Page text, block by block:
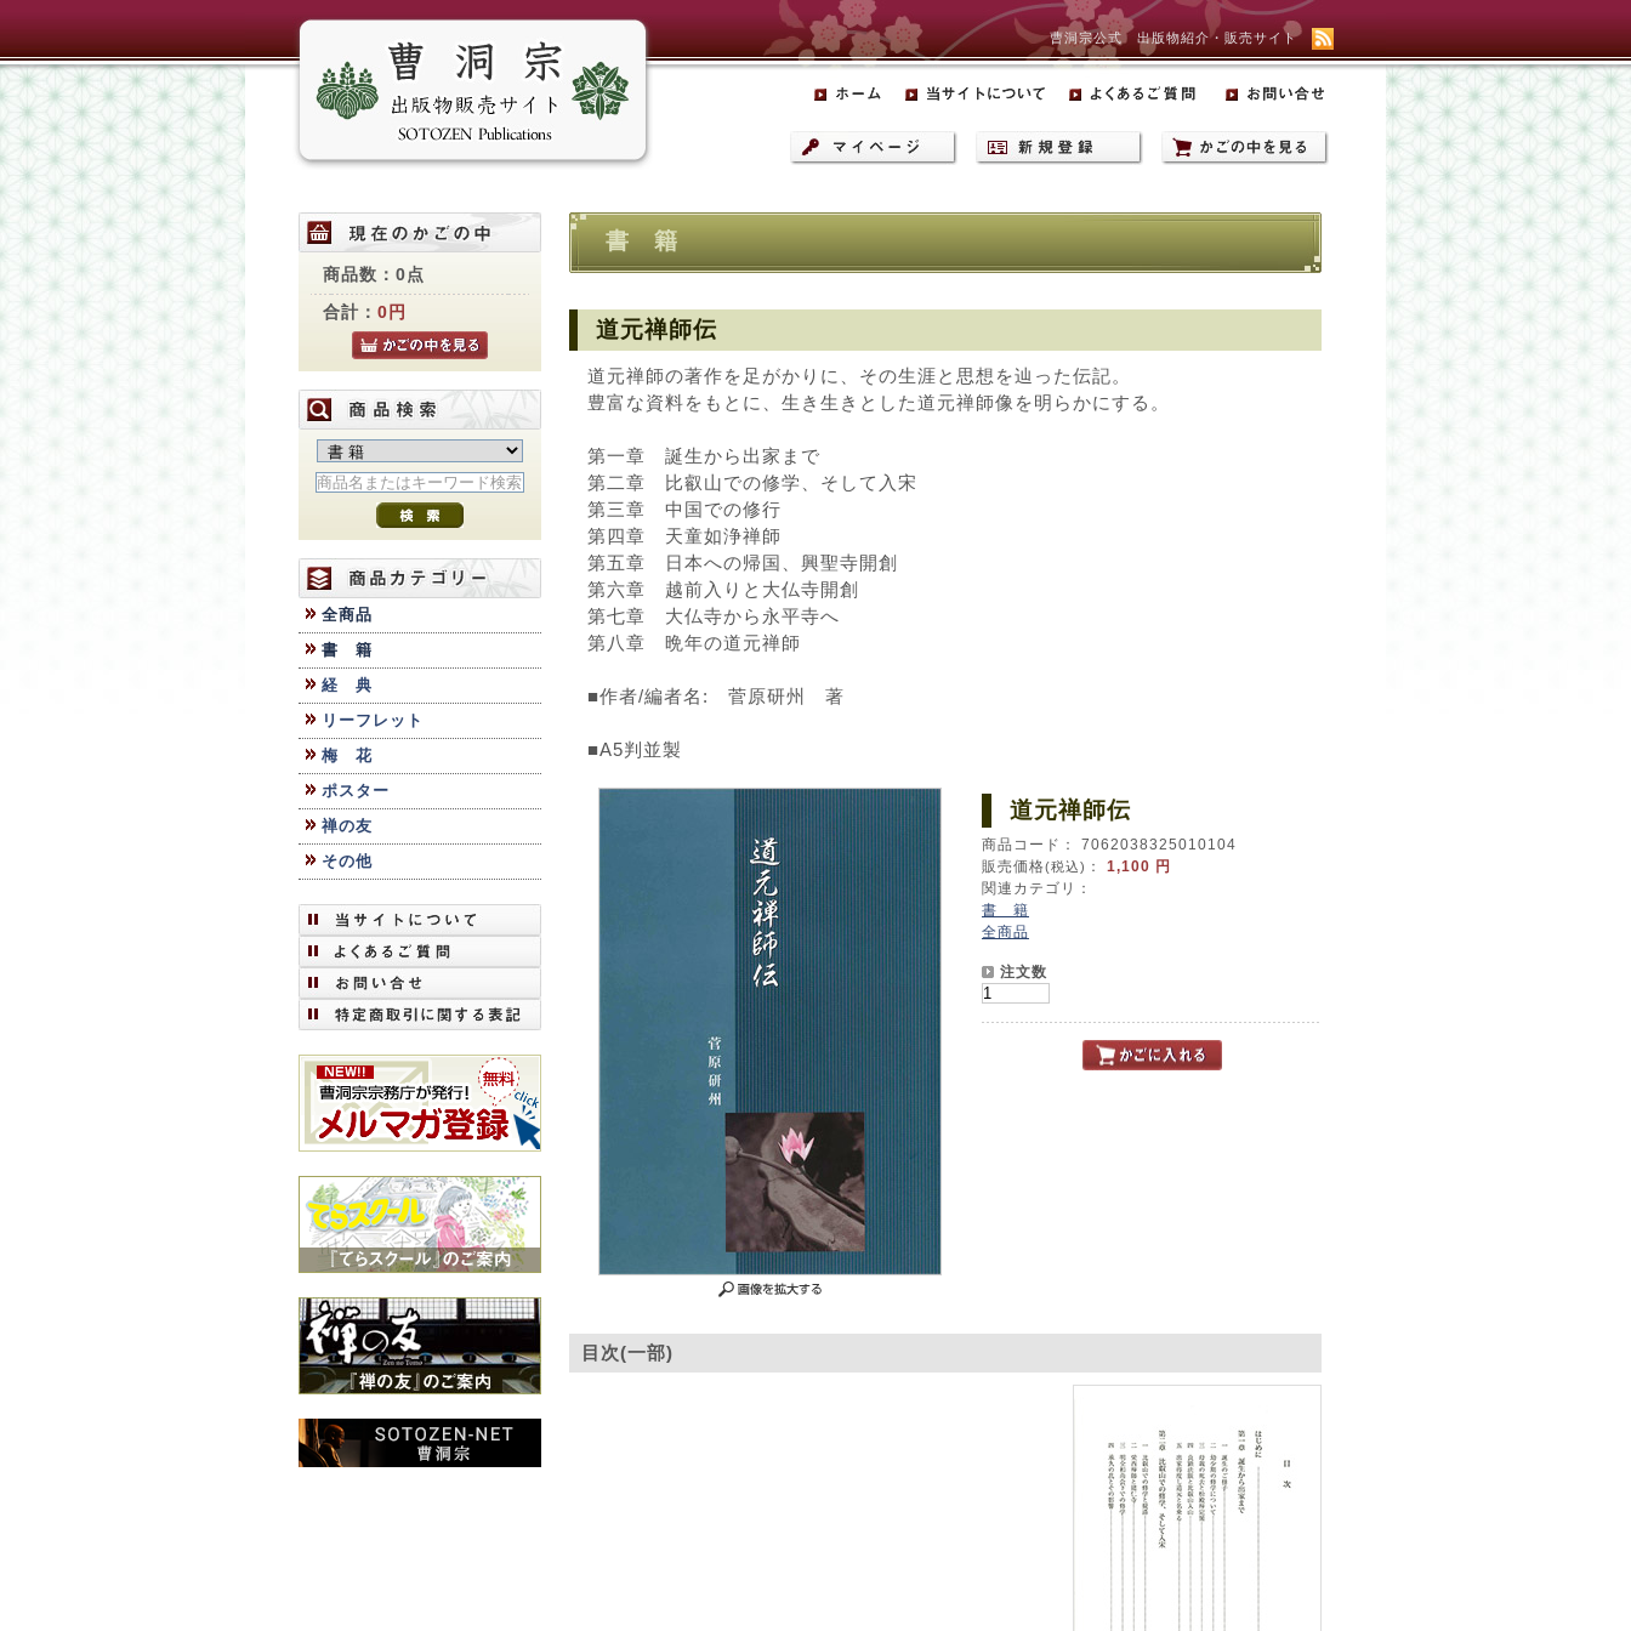
曹洞宗公式 出版物紹介・販売サイト
商品数：0点
合計： 0円
全商品
書 籍
経 典
リーフレット
梅 花
ポスター
禅の友
その他
書 籍
道元禅師伝
道元禅師の著作を足がかりに、その生涯と思想を辿った伝記。
豊富な資料をもとに、生き生きとした道元禅師像を明らかにする。
第一章 誕生から出家まで
第二章 比叡山での修学、そして入宋
第三章 中国での修行
第四章 天童如浄禅師
第五章 日本への帰国、興聖寺開創
第六章 越前入りと大仏寺開創
第七章 大仏寺から永平寺へ
第八章 晩年の道元禅師
■作者/編者名: 菅原研州 著
■A5判並製
道元禅師伝
商品コード： 7062038325010104
販売価格(税込) ： 1,100 円
関連カテゴリ：
書 籍
全商品
注文数
目次(一部)